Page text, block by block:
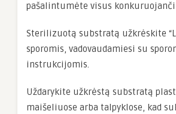
pašalintumėte visus
Sterilizuotą substratą užkrėskite
sporomis, vadovaudamiesi su
instrukcijomis.
Uždarykite užkrėstą substratą
maišeliuose arba talpyklose, kad